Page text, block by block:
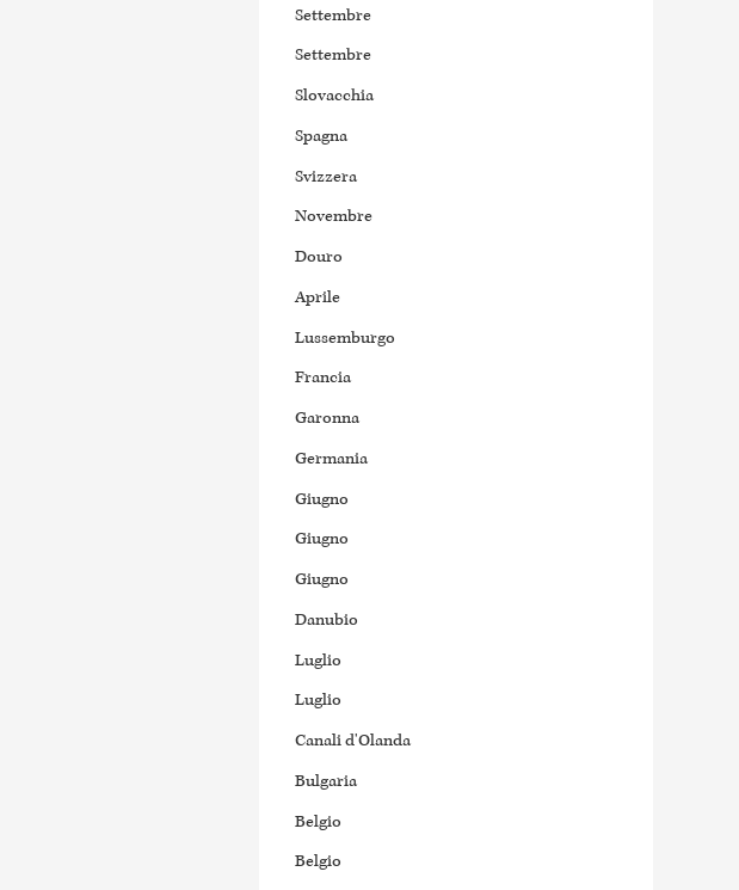
Settembre
Settembre
Slovacchia
Spagna
Svizzera
Novembre
Douro
Aprile
Lussemburgo
Francia
Garonna
Germania
Giugno
Giugno
Giugno
Danubio
Luglio
Luglio
Canali d'Olanda
Bulgaria
Belgio
Belgio